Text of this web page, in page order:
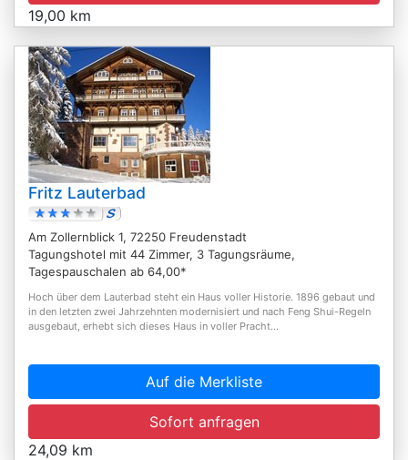
19,00 km
Fritz Lauterbad
Am Zollernblick 1, 72250 Freudenstadt
Tagungshotel mit 44 Zimmer, 3 Tagungsräume,
Tagespauschalen ab 64,00*
Hoch über dem Lauterbad steht ein Haus voller Historie. 1896 gebaut und
in den letzten zwei Jahrzehnten modernisiert und nach Feng Shui-Regeln
ausgebaut, erhebt sich dieses Haus in voller Pracht...
Auf die Merkliste
Sofort anfragen
24,09 km